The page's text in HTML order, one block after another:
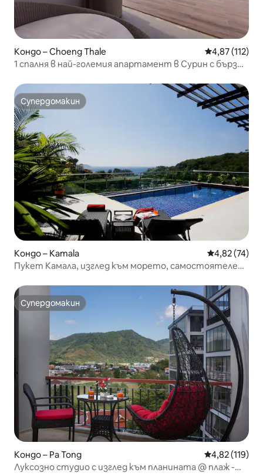
Кондо – Choeng Thale Средна
4,87 (112)
1 спалня в най-големия апартамент в Сурин с бърз
Супердомакин
Супердомакин
Кондо – Kamala Средна
4,82 (74)
Пукет Камала, изглед към морето, самостоятелен
Супердомакин
Супердомакин
Кондо – Pa Tong Средна
4,82 (119)
Луксозно студио с изглед към планината @ плаж -